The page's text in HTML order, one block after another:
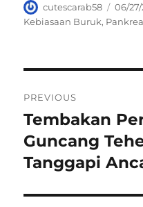
Author
cutescarab58
on
06/
Kebiasaan Buruk,
pos
PREVIOUS
Previous
post:
Tembakan
Guncang
Tanggapi